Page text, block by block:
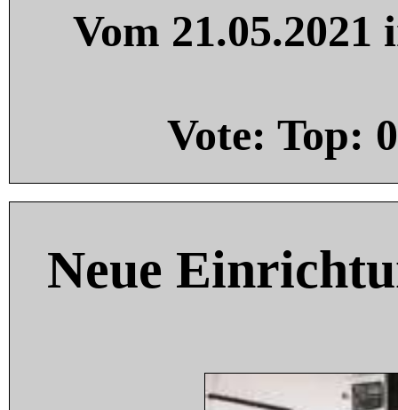
Vom
Vote: Top: 0
Neue